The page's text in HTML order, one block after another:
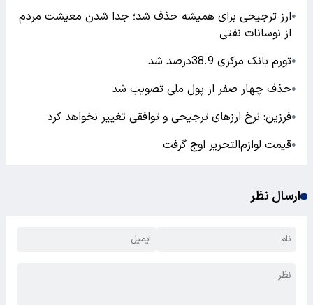
●ارز ترجیحی برای همیشه حذف شد؛ جدا شدن معیشت مردم
از نوسانات نفتی
●تورم بانک مرکزی 38.9درصد شد
●حذف چهار صفر از پول ملی تصویب شد
●فرزین: نرخ ارزهای ترجیحی و توافقی تغییر نخواهد کرد
●قیمت‌ لوازم‌التحریر اوج گرفت
ارسال نظر